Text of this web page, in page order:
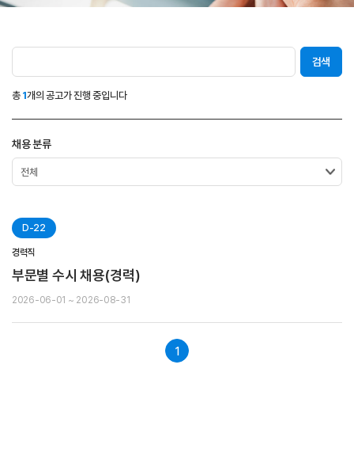
총 1개의 공고가 진행 중입니다
검색
채용 분류
D-22
경력직
부문별 수시 채용(경력)
2026-06-01 ~ 2026-08-31
1